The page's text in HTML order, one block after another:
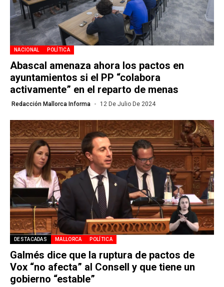
NACIONAL POLÍTICA
Abascal amenaza ahora los pactos en
ayuntamientos si el PP “colabora
activamente” en el reparto de menas
Redacción Mallorca Informa 12 De Julio De 2024
DESTACADAS MALLORCA POLÍTICA
Galmés dice que la ruptura de pactos de
Vox “no afecta” al Consell y que tiene un
gobierno “estable”